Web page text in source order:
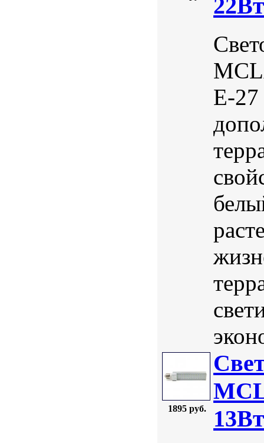
22Вт
Е-27
1895 руб.
13Вт